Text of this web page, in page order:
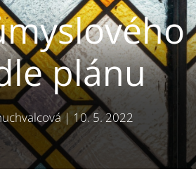
plánu
|10. 5. 2022